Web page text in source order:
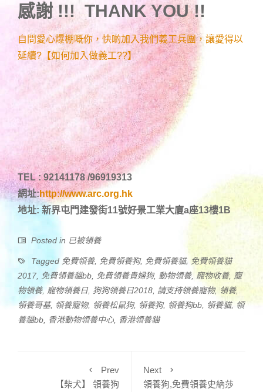
感謝 !!! THANK YOU !!
自問愛心爆棚嘅你，快啲加入我們義工兵團，讓愛得以
延續?【如何加入做義工??】
TEL : 92141178 /96919313
網址:http://www.arc.org.hk
地址: 新界屯門建發街11號好景工業大廈a座13樓1B
Posted in 已被領養
Tagged 免費領養, 免費領養狗, 免費領養貓, 免費領養貓
2017
免費領養貓bb 免費領養貴婦狗, 動物領養, 寵物收養, 寵
物領養, 寵物領養日, 狗狗領養日2018 請支持領養寵物, 領養,
領養哥基, 領養寵物, 領養松鼠狗, 領養狗, 領養狗bb 領養貓, 領
養貓bb
香港動物領養中心 香港領養貓
Prev
【柴犬】 領養狗
Next
領養狗,免費領養史納莎